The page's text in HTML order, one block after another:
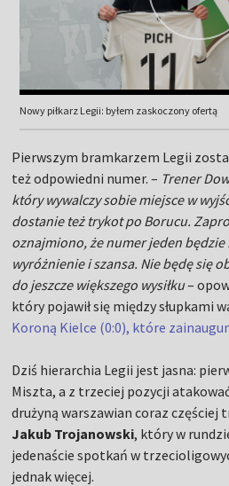
Nowy piłkarz Legii: byłem zaskoczony ofertą
Pierwszym bramkarzem Legii
też odpowiedni numer. – Trener
który wywalczy sobie miejsce w
dostanie też trykot po Borucu.
oznajmiono, że numer jeden będzie
wyróżnienie i szansa. Nie będę się
do jeszcze większego wysiłku–
który pojawił się między słupkami
Koroną Kielce (0:0), które
Dziś hierarchia Legii jest jasna:
Miszta, a z trzeciej pozycji
drużyną warszawian coraz częściej
Jakub Trojanowski, który w
jedenaście spotkań w
jednak więcej.